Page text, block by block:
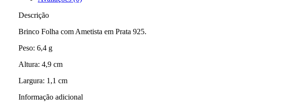
Descrição
Brinco Folha com Ametista em Prata 925.
Peso: 6,4 g
Altura: 4,9 cm
Largura: 1,1 cm
Informação adicional